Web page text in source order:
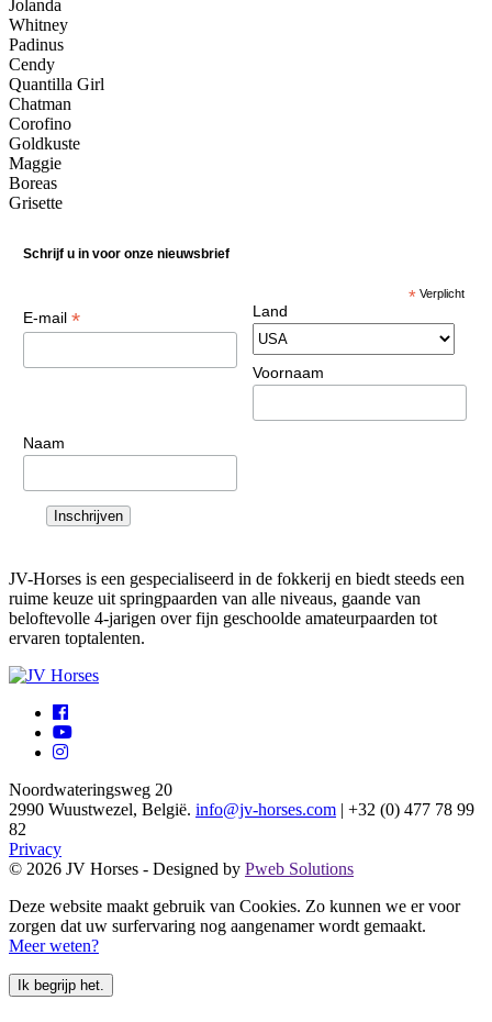
Jolanda
Whitney
Padinus
Cendy
Quantilla Girl
Chatman
Corofino
Goldkuste
Maggie
Boreas
Grisette
Schrijf u in voor onze nieuwsbrief
* Verplicht
E-mail * Land
Voornaam
Naam
JV-Horses is een gespecialiseerd in de fokkerij en biedt steeds een
ruime keuze uit springpaarden van alle niveaus, gaande van
beloftevolle 4-jarigen over fijn geschoolde amateurpaarden tot
ervaren toptalenten.
Noordwateringsweg 20
2990 Wuustwezel, België. info@jv-horses.com | +32 (0) 477 78 99
82
Privacy
© 2026 JV Horses - Designed by Pweb Solutions
Deze website maakt gebruik van Cookies. Zo kunnen we er voor
zorgen dat uw surfervaring nog aangenamer wordt gemaakt.
Meer weten?
Ik begrijp het.